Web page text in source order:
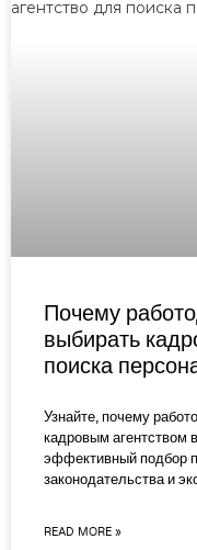
Почему
выбирать
поиска
Узнайте, почему
кадровым агентством
эффективный подбор
законодательства и
READ MORE »